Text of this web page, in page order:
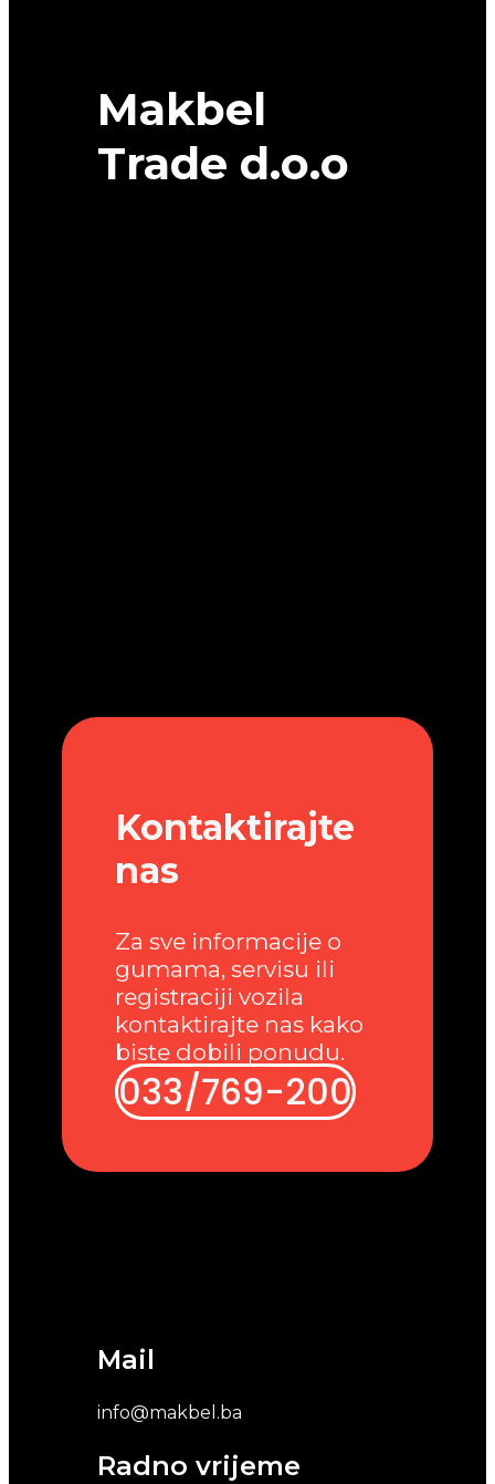
Makbel
Trade d.o.o
Mail
info@makbel.ba
Radno vrijeme
Kontaktirajte
nas
Za sve informacije o
gumama, servisu ili
registraciji vozila
kontaktirajte nas kako
biste dobili ponudu.
033/769-200